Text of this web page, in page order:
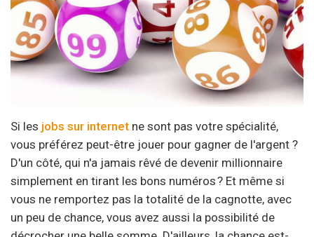
Si les jobs sur internet ne sont pas votre spécialité,
vous préférez peut-être jouer pour gagner de l'argent ?
D'un côté, qui n'a jamais rêvé de devenir millionnaire
simplement en tirant les bons numéros ? Et même si
vous ne remportez pas la totalité de la cagnotte, avec
un peu de chance, vous avez aussi la possibilité de